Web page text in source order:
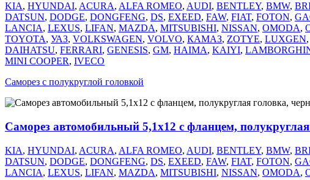
KIA, HYUNDAI, ACURA, ALFA ROMEO, AUDI, BENTLEY, BMW,
DATSUN, DODGE, DONGFENG, DS, EXEED, FAW, FIAT, FOTON,
LANCIA, LEXUS, LIFAN, MAZDA, MITSUBISHI, NISSAN, OMODA,
TOYOTA, УАЗ, VOLKSWAGEN, VOLVO, КАМАЗ, ZOTYE, LUXGEN,
DAIHATSU, FERRARI, GENESIS, GM, HAIMA, KAIYI,
MINI COOPER, IVECO
Саморез с полукруглой головкой
Саморез автомобильный 5,1х12 с фланцем,
KIA, HYUNDAI, ACURA, ALFA ROMEO, AUDI, BENTLEY, BMW,
DATSUN, DODGE, DONGFENG, DS, EXEED, FAW, FIAT, FOTON,
LANCIA, LEXUS, LIFAN, MAZDA, MITSUBISHI, NISSAN, OMODA,